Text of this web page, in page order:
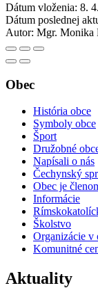
Dátum vloženia: 8.
Dátum poslednej
Autor: Mgr. Monika
Obec
História obce
Symboly obce
Šport
Družobné
Napísali o nás
Čechynský
Obec je
Informácie
Školstvo
Organizácie v
Komunitné
Aktuality